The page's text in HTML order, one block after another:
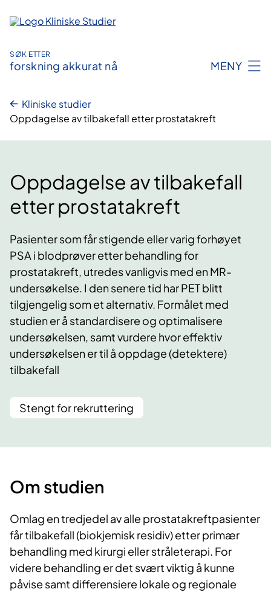
innhold
SØK ETTER
forskning akkurat nå MENY
Kliniske studier
Oppdagelse av tilbakefall etter prostatakreft
Oppdagelse av tilbakefall
etter prostatakreft
Pasienter som får stigende eller varig forhøyet
PSA i blodprøver etter behandling for
prostatakreft, utredes vanligvis med en MR-
undersøkelse. I den senere tid har PET blitt
tilgjengelig som et alternativ. Formålet med
studien er å standardisere og optimalisere
undersøkelsen, samt vurdere hvor effektiv
undersøkelsen er til å oppdage (detektere)
tilbakefall
Stengt for rekruttering
Om studien
Omlag en tredjedel av alle prostatakreftpasienter
får tilbakefall (biokjemisk residiv) etter primær
behandling med kirurgi eller stråleterapi. For
videre behandling er det svært viktig å kunne
påvise samt differensiere lokale og regionale